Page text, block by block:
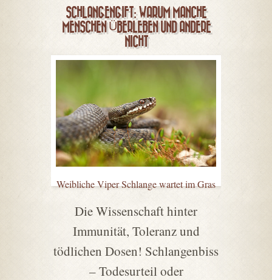
SCHLANGENGIFT: WARUM MANCHE
MENSCHEN ÜBERLEBEN UND ANDERE
NICHT
Weibliche Viper Schlange wartet im Gras
Die Wissenschaft hinter
Immunität, Toleranz und
tödlichen Dosen! Schlangenbiss
– Todesurteil oder